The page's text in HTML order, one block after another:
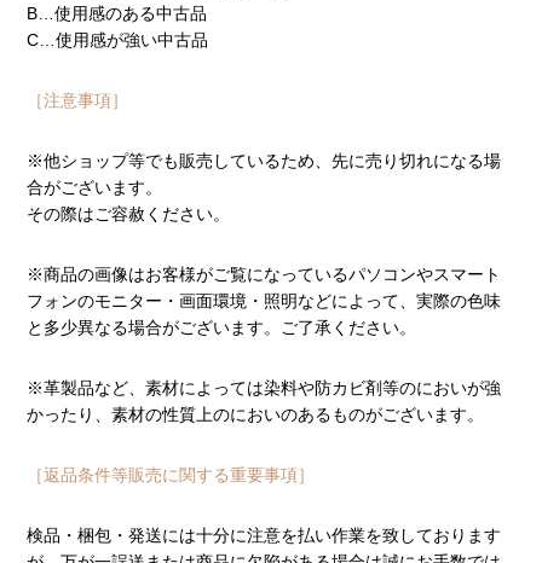
B…使用感のある中古品
C…使用感が強い中古品
［注意事項］
※他ショップ等でも販売しているため、先に売り切れになる場
合がございます。
その際はご容赦ください。
※商品の画像はお客様がご覧になっているパソコンやスマート
フォンのモニター・画面環境・照明などによって、実際の色味
と多少異なる場合がございます。ご了承ください。
※革製品など、素材によっては染料や防カビ剤等のにおいが強
かったり、素材の性質上のにおいのあるものがございます。
［返品条件等販売に関する重要事項］
検品・梱包・発送には十分に注意を払い作業を致しております